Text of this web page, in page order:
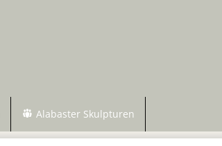
Alabaster Skulpturen